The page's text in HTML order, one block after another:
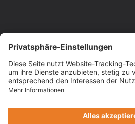
Racing4fun - Alles über
Copyright © Racing4Fun 2024